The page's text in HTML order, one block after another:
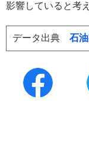
影響していると考
データ出典 石